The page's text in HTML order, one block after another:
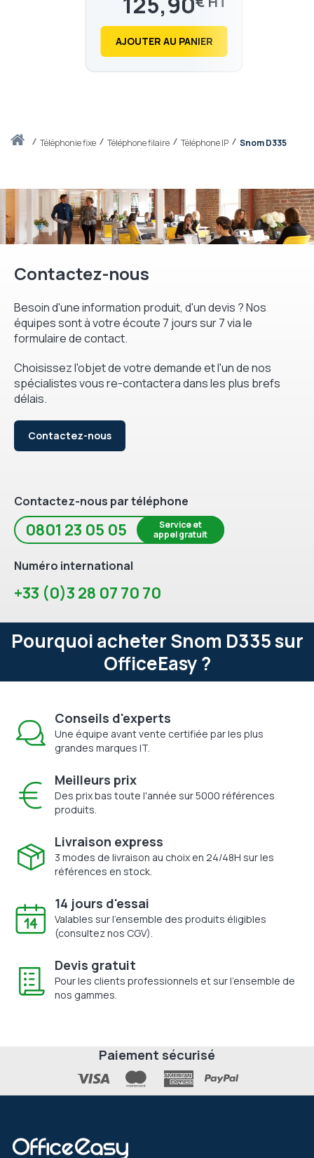
Accueiltéléphonie fixe Téléphone filaire Téléphone IP Snom D335
151,08
AJOUTER AU PANIER
Contactez-nous
Besoin d'une information produit, d'un devis ? Nos
équipes sont à votre écoute 7 jours sur 7 via le
formulaire de contact.
Choisissez l'objet de votre demande et l'un de nos
spécialistes vous re-contactera dans les plus brefs
délais.
Contactez-nous
Contactez-nous par téléphone
0801 23 05 05
Service et
appel gratuit
Numéro international
+33 (0)3 28 07 70 70
Pourquoi acheter Snom D335 sur
OfficeEasy ?
Conseils d'experts
Une équipe avant vente certifiée par les plus
grandes marques IT.
Meilleurs prix
Des prix bas toute l'année sur 5000 références
produits.
Livraison express
3 modes de livraison au choix en 24/48H sur les
références en stock.
14 jours d'essai
Valables sur l'ensemble des produits éligibles
(consultez nos CGV).
Devis gratuit
Pour les clients professionnels et sur l'ensemble de
nos gammes.
Paiement sécurisé